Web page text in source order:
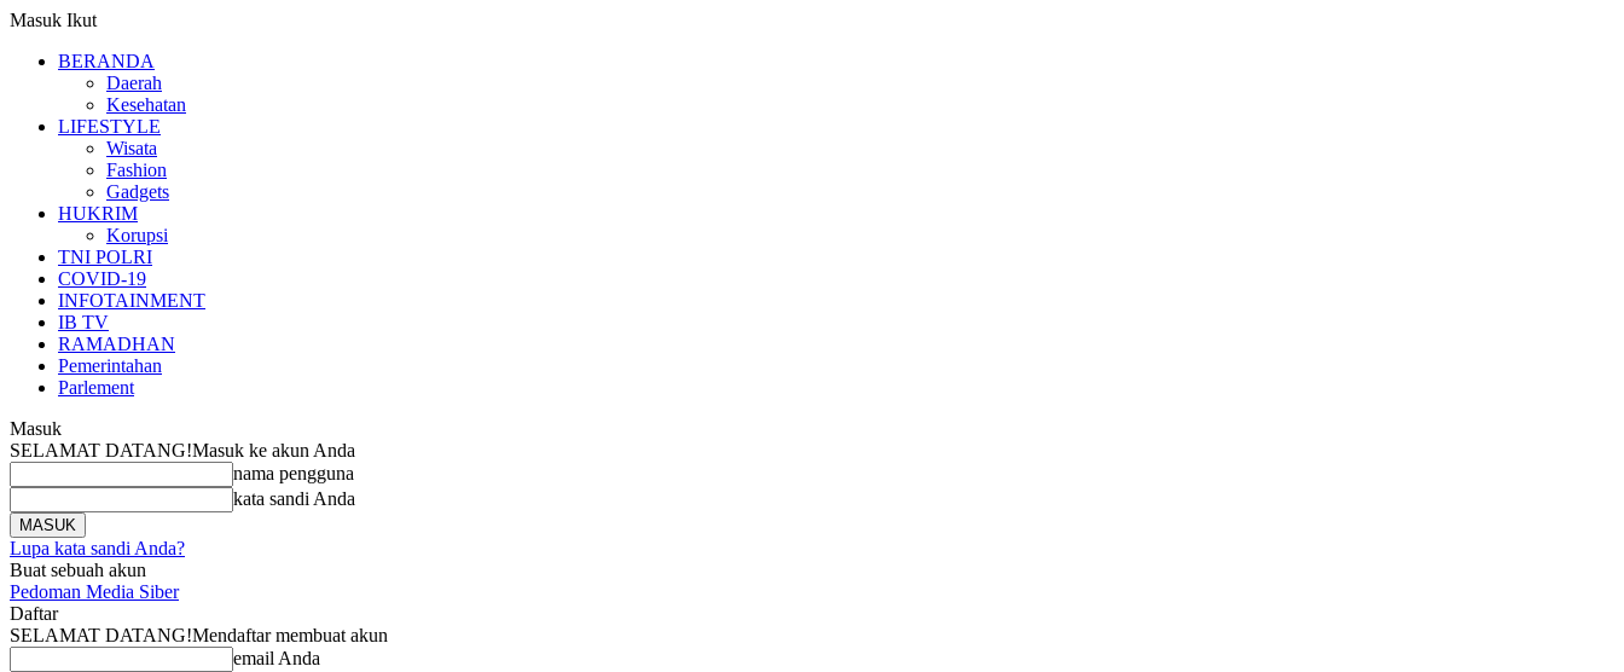
Masuk Ikut
BERANDA
Daerah
Kesehatan
LIFESTYLE
Wisata
Fashion
Gadgets
HUKRIM
Korupsi
TNI POLRI
COVID-19
INFOTAINMENT
IB TV
RAMADHAN
Pemerintahan
Parlement
Masuk
SELAMAT DATANG!Masuk ke akun Anda
nama pengguna
kata sandi Anda
Lupa kata sandi Anda?
Buat sebuah akun
Pedoman Media Siber
Daftar
SELAMAT DATANG!Mendaftar membuat akun
email Anda